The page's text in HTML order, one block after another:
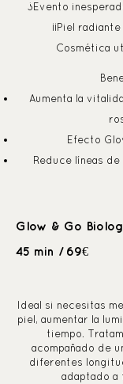
¿Evento
¡¡Piel
Cosmética
Aumenta la
Efecto
Reduce líneas
Glow & Go
45 min / 69€
Ideal si necesitas
piel, aumentar la
tiempo.
acompañado de
diferentes
adaptado a